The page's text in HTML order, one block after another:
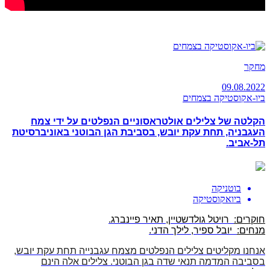
מחקר
09.08.2022
ביו-אקוסטיקה בצמחים
הקלטה של צלילים אולטראסוניים הנפלטים על ידי צמח
העגבניה, תחת עקת יובש, בסביבת הגן הבוטני באוניברסיטת
תל-אביב.
בוטניקה
ביואקוסטיקה
חוקרים: רויטל גולדשטיין, תאיר פיינברג.
מנחים: יובל ספיר, לילך הדני.
אנחנו מקליטים צלילים הנפלטים מצמח עגבנייה תחת עקת יובש,
בסביבה המדמה תנאי שדה בגן הבוטני. צלילים אלה הינם